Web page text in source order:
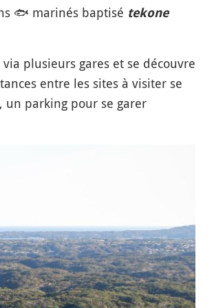
🐟 marinés baptisé tekone
plusieurs gares et se découvre
entre les sites à visiter se
parking pour se garer